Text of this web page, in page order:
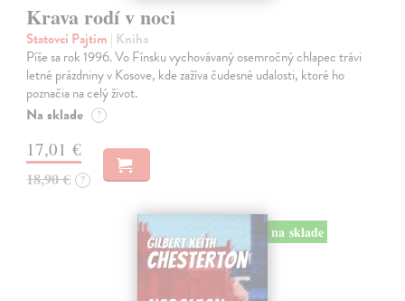
Krava rodí v noci
Statovci Pajtim | Kniha
Píše sa rok 1996. Vo Fínsku vychovávaný osemročný chlapec trávi
letné prázdniny v Kosove, kde zažíva čudesné udalosti, ktoré ho
poznačia na celý život.
Na sklade ?
17,01 €
18,90 € ?
na sklade